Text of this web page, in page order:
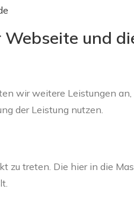
und
wir weitere Leistungen
der Leistung nutzen.
zu treten. Die hier in die